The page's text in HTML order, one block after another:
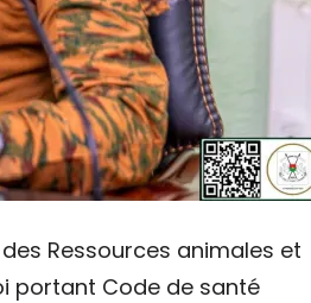
Ressources animales et
portant Code de santé